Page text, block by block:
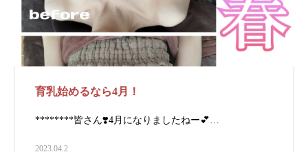
育乳始めるなら4月！
********⁡⁡⁡⁡皆さん❣️⁡⁡⁡4月に⁡なりましたねー💕⁡⁡⁡…
2023.04.2